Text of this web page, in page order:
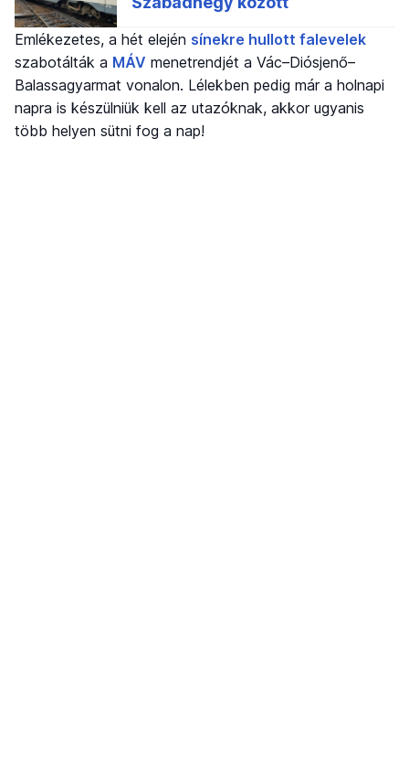
Emlékezetes, a hét elején sínekre hullott falevelek
szabotálták a MÁV menetrendjét a Vác–Diósjenő–
Balassagyarmat vonalon. Lélekben pedig már a holnapi
napra is készülniük kell az utazóknak, akkor ugyanis
több helyen sütni fog a nap!